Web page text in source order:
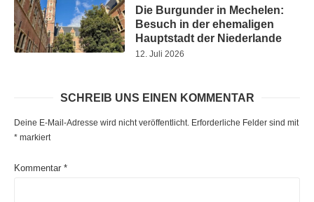
Die Burgunder in Mechelen:
Besuch in der ehemaligen
Hauptstadt der Niederlande
12. Juli 2026
SCHREIB UNS EINEN KOMMENTAR
Deine E-Mail-Adresse wird nicht veröffentlicht. Erforderliche Felder sind mit
* markiert
Kommentar *